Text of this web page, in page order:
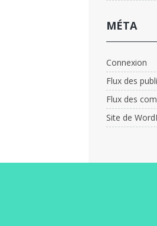
MÉTA
Connexion
Flux des
Flux des
Site de